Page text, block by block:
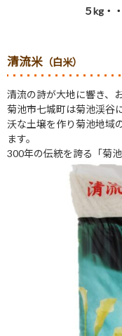
５kg・
清流米 （白米）
清流の詩が大地に響き、
菊池市七城町は菊池渓谷
沃な土壌を作り菊池地域
ます。
300年の伝統を誇る「菊